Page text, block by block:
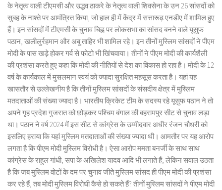
के नेतृत्व वाली टीएमसी और उद्धव ठाकरे के नेतृत्व वाली शिवसेना के उन 26 सांसदों को
सुबह के नाश्ते पर आमंत्रित किया, जो हाल ही में केंद्र में सत्तारूढ़ एनडीए में शामिल हुए
हैं। इन सांसदों में टीएमसी के चुनाव चिह्न पर लोकसभा का सांसद बनने वाले यूसुफ
पठान, खलीलुर्रहमान और अबु ताहिर भी शामिल रहे। इन तीनों मुस्लिम सांसदों ने पीएम
मोदी के पास खड़े होकर गर्व से फोटो भी खिंचवाया। तीनों ने पीएम मोदी की कार्यशैली
की प्रशंसा करते हुए कहा कि मोदी की नीतियों से देश का विकास हो रहा है। मोदी के 12
वर्ष के कार्यकाल में मुसलमान स्वयं को ज्यादा सुरक्षित महसूस करता है। यहां यह
खासतौर से उल्लेखनीय है कि तीनों मुस्लिम सांसदों के संसदीय क्षेत्र में मुस्लिम
मतदाताओं की संख्या ज्यादा है। भारतीय क्रिकेट टीम के सदस्य रहे यूसुफ पठान ने तो
अपने गृह प्रदेश गुजरात को छोड़कर पश्चिम बंगाल की बहरामपुर सीट से चुनाव लड़ा
था। पठान ने वर्ष 2024 में इस सीट से कांग्रेस के उम्मीदवार अधीर रंजन चौधरी को
इसलिए हराया कि यहां मुस्लिम मतदाताओं की संख्या ज्यादा थी। आमतौर पर यह आरोप
लगता है कि पीएम मोदी मुस्लिम विरोधी है। ऐसा आरोप ममता बनर्जी के साथ साथ
कांग्रेस के राहुल गांधी, सपा के अखिलेश यादव आदि भी लगाते हैं, लेकिन सवाल उठता
है कि जब मुस्लिम वोटों के दम पर चुनाव जीते मुस्लिम सांसद ही पीएम मोदी की प्रशंसा
कर रहे हैं, तब मोदी मुस्लिम विरोधी कैसे हो सकते हैं? तीनों मुस्लिम सांसदों ने पीएम मोदी